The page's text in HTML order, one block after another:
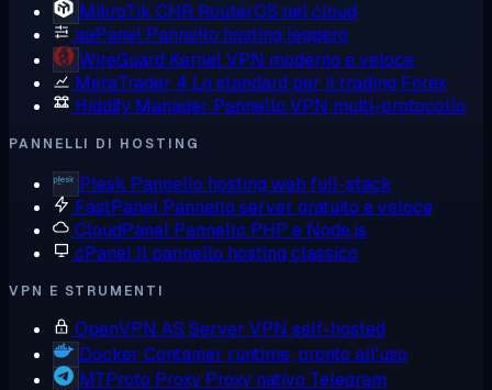
MikroTik CHR RouterOS nel cloud
aaPanel Pannello hosting leggero
WireGuard Kernel VPN moderno e veloce
MetaTrader 4 Lo standard per il trading Forex
Hiddify Manager Pannello VPN multi-protocollo
PANNELLI DI HOSTING
Plesk Pannello hosting web full-stack
FastPanel Pannello server gratuito e veloce
CloudPanel Pannello PHP e Node.js
cPanel Il pannello hosting classico
VPN E STRUMENTI
OpenVPN AS Server VPN self-hosted
Docker Container runtime, pronto all'uso
MTProto Proxy Proxy nativo Telegram